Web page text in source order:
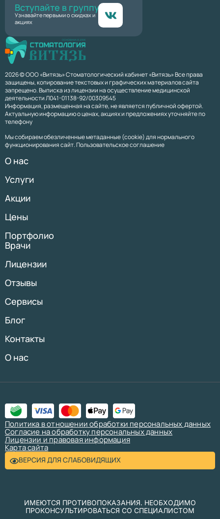
2026 © ООО «Витязь» Стоматологический кабинет «Витязь» Все права
защищены, копирование текстовых и графических материалов сайта
запрещено. Выписка из лицензии на осуществление медицинской
деятельности Л041-01138-92/00309545
Информация, размещенная на сайте, не является публичной офертой.
Актуальную информацию о ценах, акциях и предложениях уточняйте по
телефону
Мы собираем обезличенные метаданные (cookie) для нормального
функционирования сайт. Пользовательское соглашение
О нас
Услуги
Акции
Цены
Портфолио
Врачи
Лицензии
Отзывы
Сервисы
Блог
Контакты
О нас
Вступайте в группу
Узнавайте первыми о скидках и
акциях
ВЕРСИЯ ДЛЯ СЛАБОВИДЯЩИХ
Политика в отношении обработки персональных данных
Согласие на обработку персональных данных
Лицензии и правовая информация
Карта сайта
ИМЕЮТСЯ ПРОТИВОПОКАЗАНИЯ. НЕОБХОДИМО
ПРОКОНСУЛЬТИРОВАТЬСЯ СО СПЕЦИАЛИСТОМ